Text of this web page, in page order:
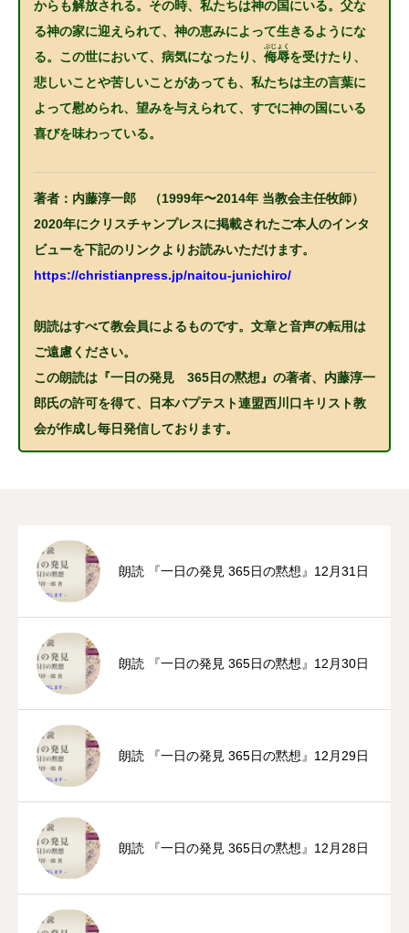
からも解放される。その時、私たちは神の国にいる。父な
る神の家に迎えられて、神の恵みによって生きるようにな
る。この世において、病気になったり、 侮辱
ぶじょく
を受けたり、
悲しいことや苦しいことがあっても、私たちは主の言葉に
よって慰められ、望みを与えられて、すでに神の国にいる
喜びを味わっている。
著者：内藤淳一郎 （1999年〜2014年 当教会主任牧師）
2020年にクリスチャンプレスに掲載されたご本人のインタ
ビューを下記のリンクよりお読みいただけます。
https://christianpress.jp/naitou-junichiro/
朗読はすべて教会員によるものです。文章と音声の転用は
ご遠慮ください。
この朗読は『一日の発見 365日の黙想』の著者、内藤淳一
郎氏の許可を得て、日本バプテスト連盟西川口キリスト教
会が作成し毎日発信しております。
朗読 『一日の発見 365日の黙想』12月31日
朗読 『一日の発見 365日の黙想』12月30日
朗読 『一日の発見 365日の黙想』12月29日
朗読 『一日の発見 365日の黙想』12月28日